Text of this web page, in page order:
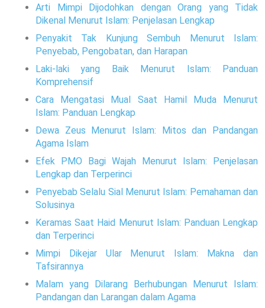
Arti Mimpi Dijodohkan dengan Orang yang Tidak
Dikenal Menurut Islam: Penjelasan Lengkap
Penyakit Tak Kunjung Sembuh Menurut Islam:
Penyebab, Pengobatan, dan Harapan
Laki-laki yang Baik Menurut Islam: Panduan
Komprehensif
Cara Mengatasi Mual Saat Hamil Muda Menurut
Islam: Panduan Lengkap
Dewa Zeus Menurut Islam: Mitos dan Pandangan
Agama Islam
Efek PMO Bagi Wajah Menurut Islam: Penjelasan
Lengkap dan Terperinci
Penyebab Selalu Sial Menurut Islam: Pemahaman dan
Solusinya
Keramas Saat Haid Menurut Islam: Panduan Lengkap
dan Terperinci
Mimpi Dikejar Ular Menurut Islam: Makna dan
Tafsirannya
Malam yang Dilarang Berhubungan Menurut Islam:
Pandangan dan Larangan dalam Agama